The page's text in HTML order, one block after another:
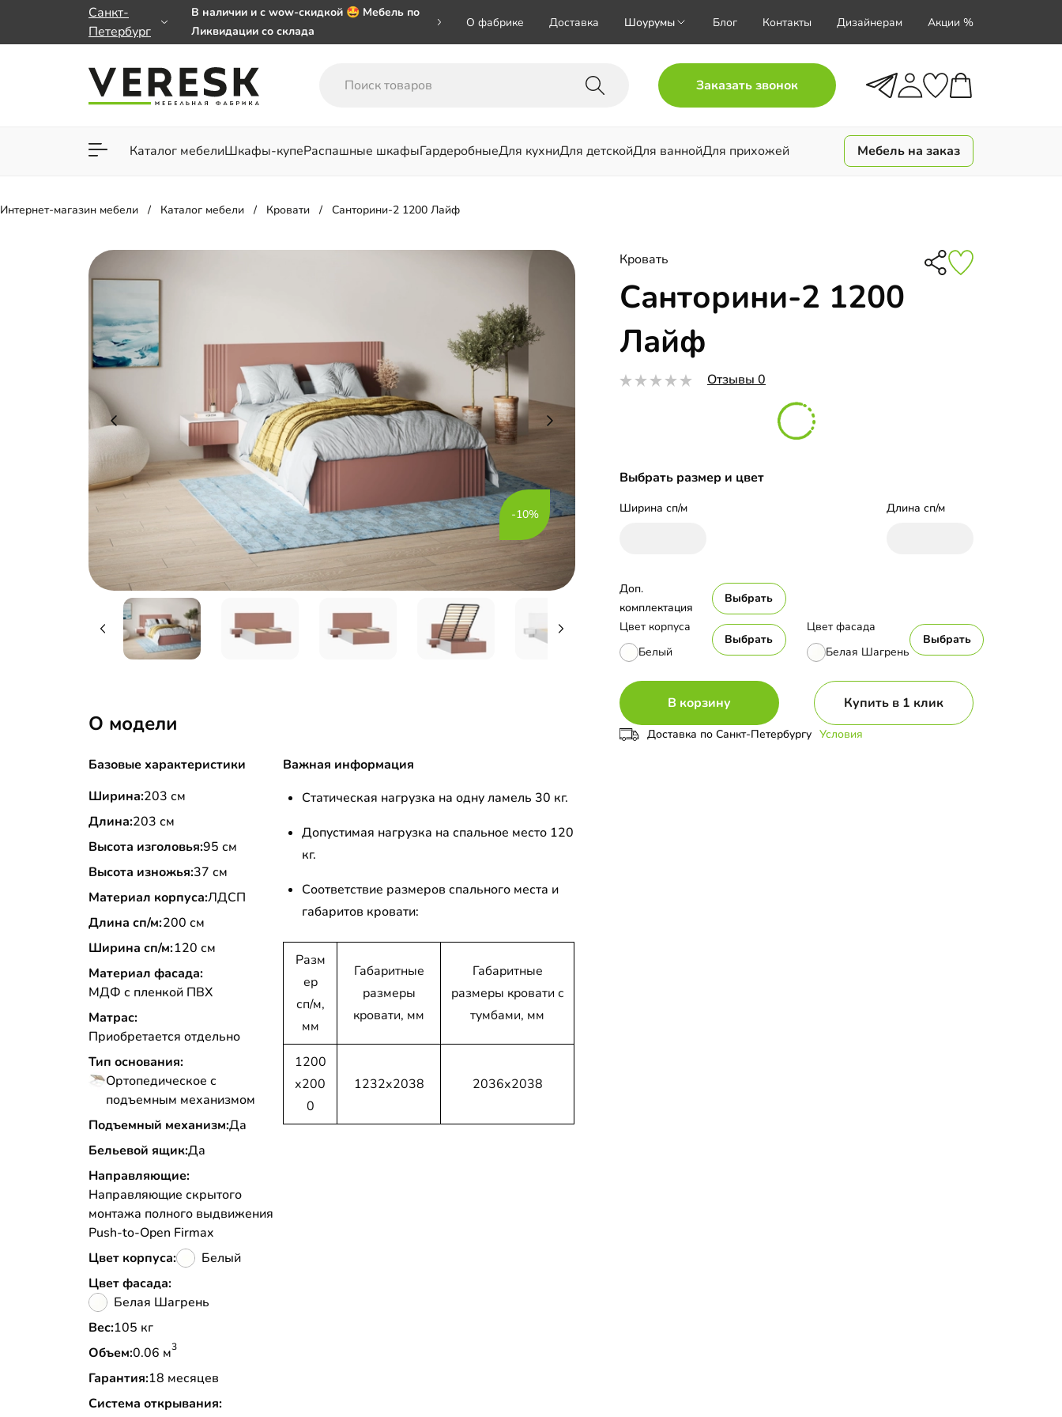
Санкт-
Петербург
В наличии и с wow-скидкой 🤩 Мебель по
Ликвидации со склада
заказе от 50 000 ₽
Важно! Наш Whatsapp переехал на номер
О фабрике Доставка Шоурумы Блог Контакты Дизайнерам Акции %
Заказать звонок
Каталог мебелиШкафы-купеРаспашные шкафыГардеробныеДля кухниДля детскойДля ваннойДля прихожей
Для гостиной Для спальни
Мебель на заказ
Интернет-магазин мебели Каталог мебели Кровати Санторини-2 1200 Лайф
-10%
Кровать
Санторини-2 1200
Лайф
Отзывы 0
Выбрать размер и цвет
Ширина сп/м Длина сп/м
Цвет корпуса
Белый
Выбрать
Цвет фасада
Белая Шагрень
Выбрать
Доп.
комплектация
Выбрать
В корзину Купить в 1 клик
Доставка по Санкт-Петербургу Условия
О модели
Базовые характеристики
Ширина:203 см
Длина:203 см
Высота изголовья:95 см
Высота изножья:37 см
Материал корпуса:ЛДСП
Длина сп/м:200 см
Ширина сп/м:120 см
Материал фасада:
МДФ с пленкой ПВХ
Матрас:
Приобретается отдельно
Тип основания:
Ортопедическое с
подъемным механизмом
Подъемный механизм:Да
Бельевой ящик:Да
Направляющие:
Направляющие скрытого
монтажа полного выдвижения
Push-to-Open Firmax
Цвет корпуса:
Белый
Цвет фасада:
Белая Шагрень
Вес:
105 кг
Объем:
0.06 м3
Гарантия:18 месяцев
Система открывания:
Важная информация
Статическая нагрузка на одну ламель 30 кг.
Допустимая нагрузка на спальное место 120
кг.
Соответствие размеров спального места и
габаритов кровати:
Разм
ер
сп/м,
мм
Габаритные
размеры
кровати, мм
Габаритные
размеры кровати с
тумбами, мм
1200
х200
0
1232х2038 2036х2038